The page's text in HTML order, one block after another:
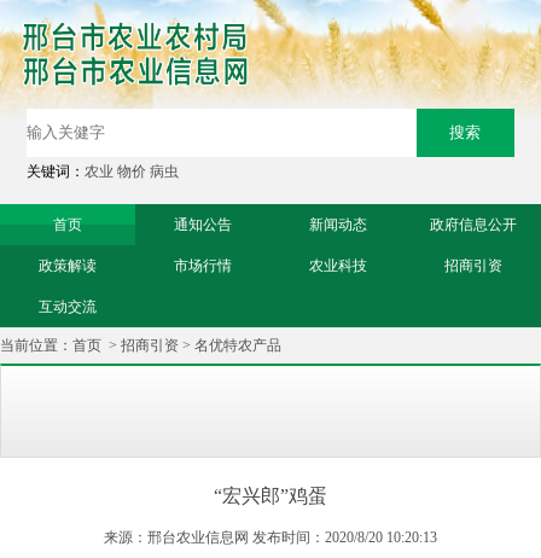
关键词：农业 物价 病虫
首页 通知公告 新闻动态 政府信息公开
政策解读 市场行情 农业科技 招商引资
互动交流
当前位置： 首页 > 招商引资 > 名优特农产品
“宏兴郎”鸡蛋
来源：邢台农业信息网 发布时间：2020/8/20 10:20:13